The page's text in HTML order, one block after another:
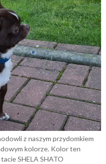
z naszym przydomkiem
kolorze. Kolor ten
SHELA SHATO